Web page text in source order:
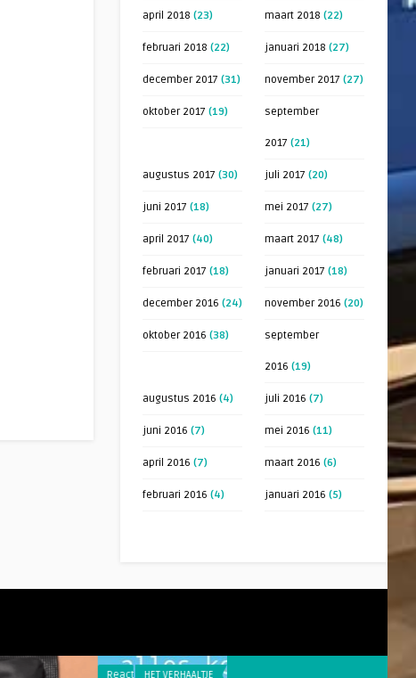
april 2018 (23) maart 2018 (22)
februari 2018 (22) januari 2018 (27)
december 2017 (31) november 2017 (27)
oktober 2017 (19) september
2017 (21)
augustus 2017 (30) juli 2017 (20)
juni 2017 (18) mei 2017 (27)
april 2017 (40) maart 2017 (48)
februari 2017 (18) januari 2017 (18)
december 2016 (24) november 2016 (20)
oktober 2016 (38) september
2016 (19)
augustus 2016 (4) juli 2016 (7)
juni 2016 (7) mei 2016 (11)
april 2016 (7) maart 2016 (6)
februari 2016 (4) januari 2016 (5)
HET VERHAALTJE